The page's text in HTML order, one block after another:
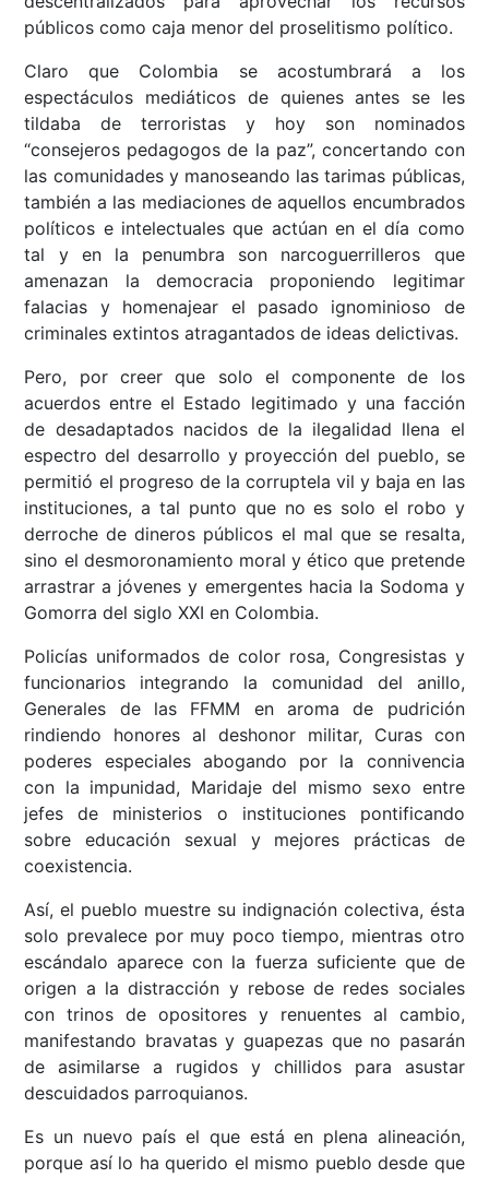
públicos como caja menor del proselitismo político.
Claro que Colombia se acostumbrará a los
espectáculos mediáticos de quienes antes se les
tildaba de terroristas y hoy son nominados
“consejeros pedagogos de la paz”, concertando con
las comunidades y manoseando las tarimas públicas,
también a las mediaciones de aquellos encumbrados
políticos e intelectuales que actúan en el día como
tal y en la penumbra son narcoguerrilleros que
amenazan la democracia proponiendo legitimar
falacias y homenajear el pasado ignominioso de
criminales extintos atragantados de ideas delictivas.
Pero, por creer que solo el componente de los
acuerdos entre el Estado legitimado y una facción
de desadaptados nacidos de la ilegalidad llena el
espectro del desarrollo y proyección del pueblo, se
permitió el progreso de la corruptela vil y baja en las
instituciones, a tal punto que no es solo el robo y
derroche de dineros públicos el mal que se resalta,
sino el desmoronamiento moral y ético que pretende
arrastrar a jóvenes y emergentes hacia la Sodoma y
Gomorra del siglo XXI en Colombia.
Policías uniformados de color rosa, Congresistas y
funcionarios integrando la comunidad del anillo,
Generales de las FFMM en aroma de pudrición
rindiendo honores al deshonor militar, Curas con
poderes especiales abogando por la connivencia
con la impunidad, Maridaje del mismo sexo entre
jefes de ministerios o instituciones pontificando
sobre educación sexual y mejores prácticas de
coexistencia.
Así, el pueblo muestre su indignación colectiva, ésta
solo prevalece por muy poco tiempo, mientras otro
escándalo aparece con la fuerza suficiente que de
origen a la distracción y rebose de redes sociales
con trinos de opositores y renuentes al cambio,
manifestando bravatas y guapezas que no pasarán
de asimilarse a rugidos y chillidos para asustar
descuidados parroquianos.
Es un nuevo país el que está en plena alineación,
porque así lo ha querido el mismo pueblo desde que